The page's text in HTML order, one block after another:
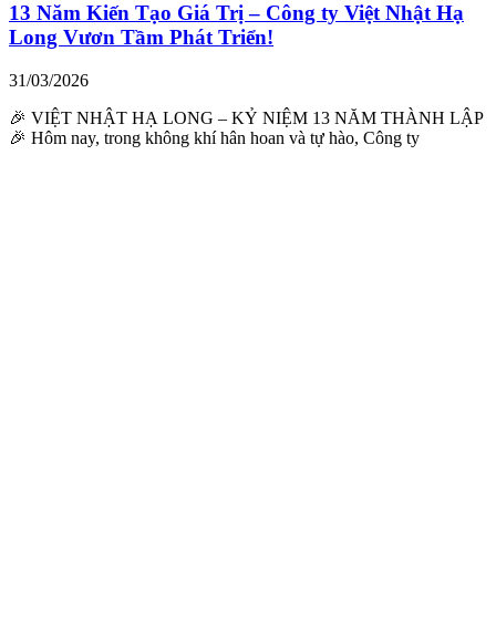
13 Năm Kiến Tạo Giá Trị – Công ty Việt Nhật Hạ
Long Vươn Tầm Phát Triển!
31/03/2026
🎉 VIỆT NHẬT HẠ LONG – KỶ NIỆM 13 NĂM THÀNH LẬP
🎉 Hôm nay, trong không khí hân hoan và tự hào, Công ty